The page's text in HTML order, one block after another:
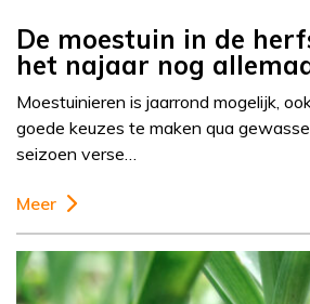
De moestuin in de
het najaar nog
Moestuinieren is jaarrond mogelijk,
goede keuzes te maken qua
seizoen verse…
Meer